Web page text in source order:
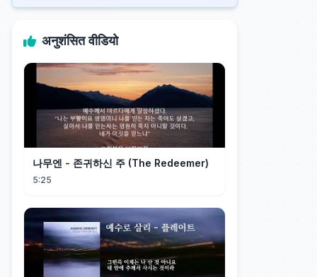
अनुशंसित वीडियो
나무엔 - 존귀하신 주 (The Redeemer)
5:25